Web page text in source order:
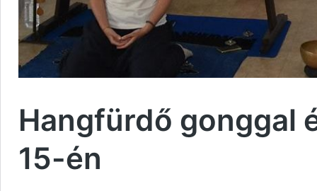
Hangfürdő gonggal
15-én